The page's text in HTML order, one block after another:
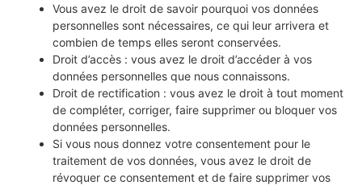
Vous avez le droit de savoir pourquoi vos données
personnelles sont nécessaires, ce qui leur arrivera et
combien de temps elles seront conservées.
Droit d’accès : vous avez le droit d’accéder à vos
données personnelles que nous connaissons.
Droit de rectification : vous avez le droit à tout moment
de compléter, corriger, faire supprimer ou bloquer vos
données personnelles.
Si vous nous donnez votre consentement pour le
traitement de vos données, vous avez le droit de
révoquer ce consentement et de faire supprimer vos